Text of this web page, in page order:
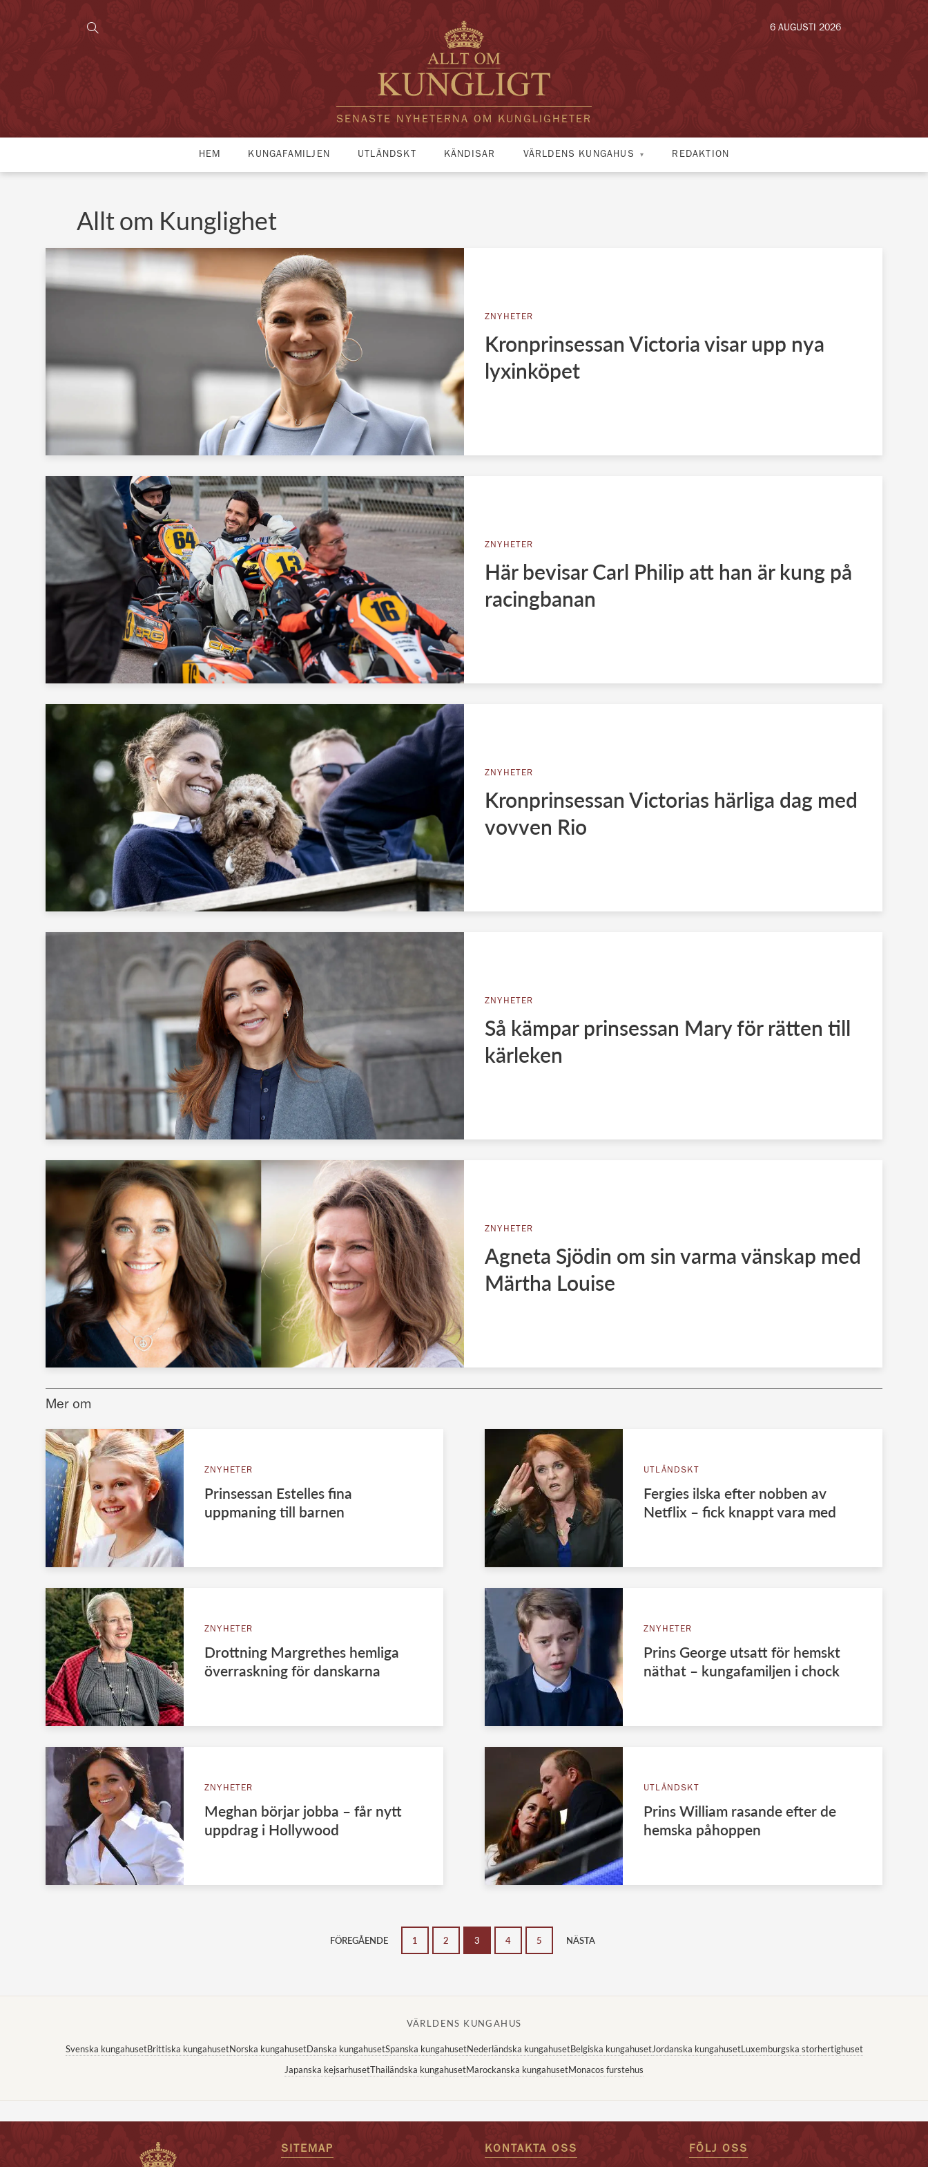
SENASTE NYHETERNA OM KUNGLIGHETER
6 AUGUSTI 2026
HEM KUNGAFAMILJEN UTLÄNDSKT KÄNDISAR VÄRLDENS KUNGAHUS REDAKTION
Allt om Kunglighet
ZNYHETER
Kronprinsessan Victoria visar upp nya
lyxinköpet
ZNYHETER
Här bevisar Carl Philip att han är kung på
racingbanan
ZNYHETER
Kronprinsessan Victorias härliga dag med
vovven Rio
ZNYHETER
Så kämpar prinsessan Mary för rätten till
kärleken
ZNYHETER
Agneta Sjödin om sin varma vänskap med
Märtha Louise
Mer om
ZNYHETER
Prinsessan Estelles fina
uppmaning till barnen
UTLÄNDSKT
Fergies ilska efter nobben av
Netflix – fick knappt vara med
ZNYHETER
Drottning Margrethes hemliga
överraskning för danskarna
ZNYHETER
Prins George utsatt för hemskt
näthat – kungafamiljen i chock
ZNYHETER
Meghan börjar jobba – får nytt
uppdrag i Hollywood
UTLÄNDSKT
Prins William rasande efter de
hemska påhoppen
FÖREGÅENDE 1 2 3 4 5 NÄSTA
VÄRLDENS KUNGAHUS
Svenska kungahusetBrittiska kungahusetNorska kungahusetDanska kungahusetSpanska kungahusetNederländska kungahusetBelgiska kungahusetJordanska kungahusetLuxemburgska storhertighuset
Japanska kejsarhusetThailändska kungahusetMarockanska kungahusetMonacos furstehus
SITEMAP KONTAKTA OSS FÖLJ OSS